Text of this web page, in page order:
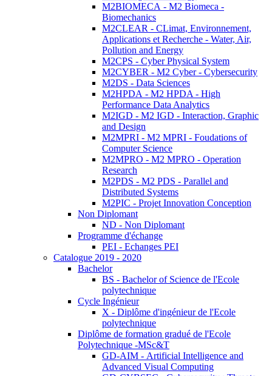
M2BIOMECA - M2 Biomeca -
Biomechanics
M2CLEAR - CLimat, Environnement,
Applications et Recherche - Water, Air,
Pollution and Energy
M2CPS - Cyber Physical System
M2CYBER - M2 Cyber - Cybersecurity
M2DS - Data Sciences
M2HPDA - M2 HPDA - High
Performance Data Analytics
M2IGD - M2 IGD - Interaction, Graphic
and Design
M2MPRI - M2 MPRI - Foudations of
Computer Science
M2MPRO - M2 MPRO - Operation
Research
M2PDS - M2 PDS - Parallel and
Distributed Systems
M2PIC - Projet Innovation Conception
Non Diplomant
ND - Non Diplomant
Programme d'échange
PEI - Echanges PEI
Catalogue 2019 - 2020
Bachelor
BS - Bachelor of Science de l'Ecole
polytechnique
Cycle Ingénieur
X - Diplôme d'ingénieur de l'Ecole
polytechnique
Diplôme de formation gradué de l'Ecole
Polytechnique -MSc&T
GD-AIM - Artificial Intelligence and
Advanced Visual Computing